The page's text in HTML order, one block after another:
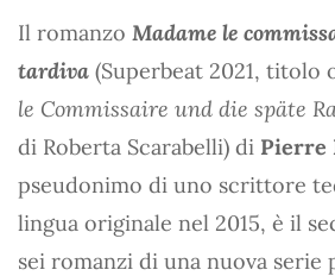
Il romanzo Madame le
tardiva (Superbeat 2021, titolo
le Commissaire und die späte
di Roberta Scarabelli) di Pierre
pseudonimo di uno scrittore
lingua originale nel 2015, è il
sei romanzi di una nuova serie